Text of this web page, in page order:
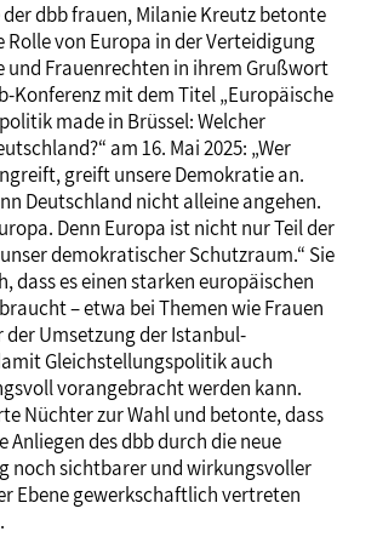
der dbb frauen, Milanie Kreutz betonte
Rolle von Europa in der Verteidigung
und Frauenrechten in ihrem Grußwort
Konferenz mit dem Titel „Europäische
made in Brüssel: Welcher
am 16. Mai 2025: „Wer
greift unsere Demokratie an.
Deutschland nicht alleine angehen.
Denn Europa ist nicht nur Teil der
demokratischer Schutzraum.“ Sie
dass es einen starken europäischen
– etwa bei Themen wie Frauen
der Umsetzung der Istanbul-
Gleichstellungspolitik auch
vorangebracht werden kann.
Nüchter zur Wahl und betonte, dass
des dbb durch die neue
noch sichtbarer und wirkungsvoller
Ebene gewerkschaftlich vertreten